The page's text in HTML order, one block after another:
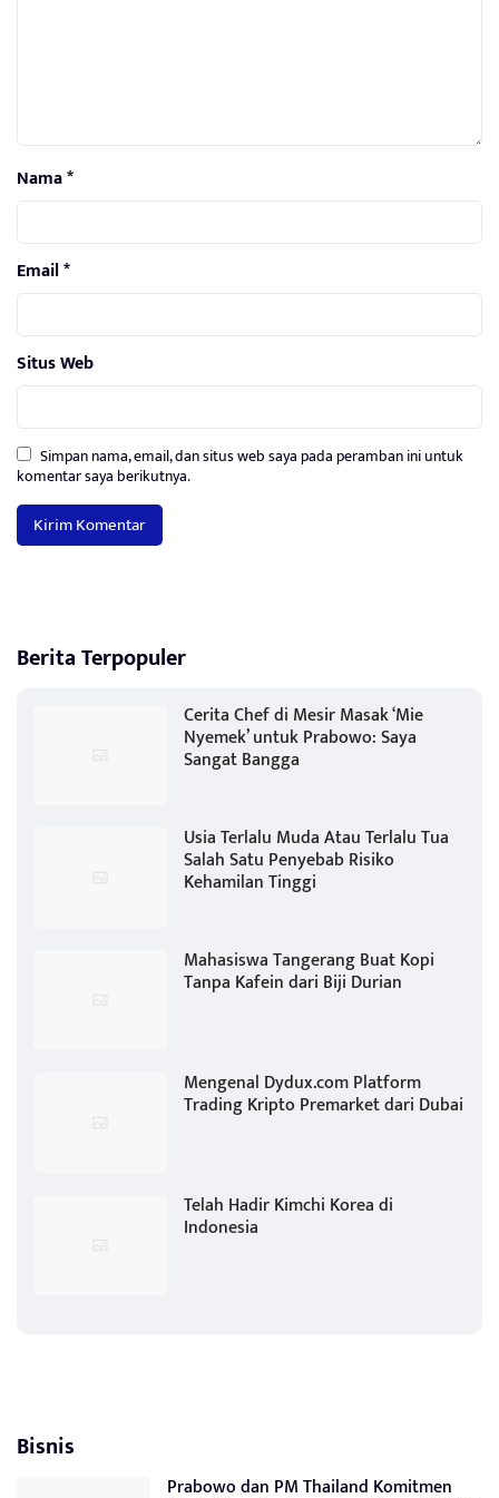
Nama*
Email*
Situs Web
Simpan nama, email, dan situs web saya pada peramban ini untuk
komentar saya berikutnya.
Berita Terpopuler
Cerita Chef di Mesir Masak ‘Mie
Nyemek’ untuk Prabowo: Saya
Sangat Bangga
Usia Terlalu Muda Atau Terlalu Tua
Salah Satu Penyebab Risiko
Kehamilan Tinggi
Mahasiswa Tangerang Buat Kopi
Tanpa Kafein dari Biji Durian
Mengenal Dydux.com Platform
Trading Kripto Premarket dari Dubai
Telah Hadir Kimchi Korea di
Indonesia
Bisnis
Prabowo dan PM Thailand Komitmen